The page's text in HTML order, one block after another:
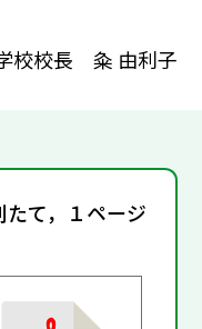
校校長 粂 由利子
たて，１ページ